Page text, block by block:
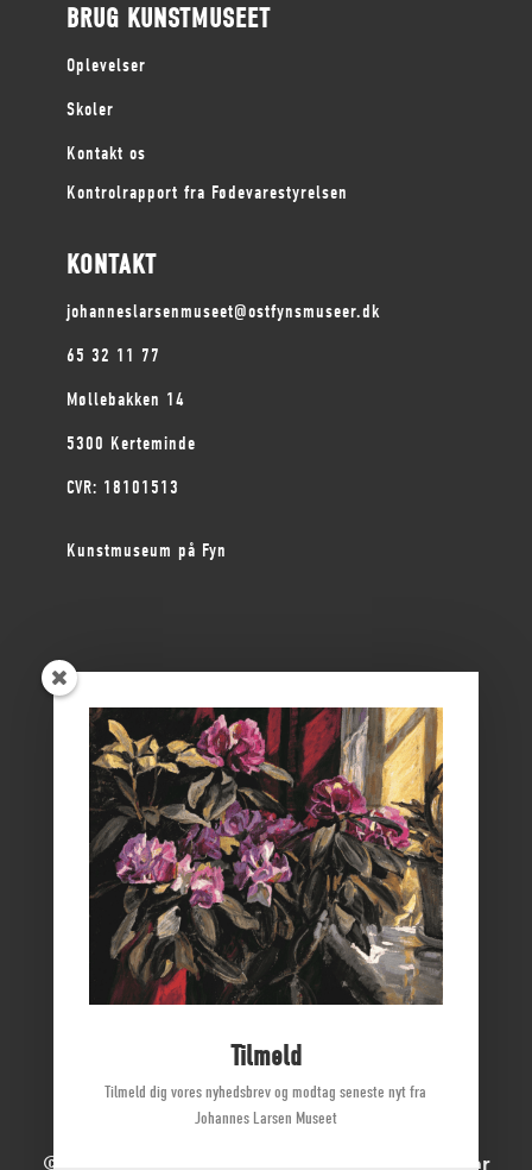
BRUG KUNSTMUSEET
Oplevelser
Skoler
Kontakt os
Kontrolrapport fra Fødevarestyrelsen
KONTAKT
johanneslarsenmuseet@ostfynsmuseer.dk
65 32 11 77
Møllebakken 14
5300 Kerteminde
CVR: 18101513
Kunstmuseum på Fyn
ØSTFYNS MUSEER
Vikingemuseet Ladby
Nyborg Slot
Borgmestergården
Farvergården
Høkeren
Kerteminde Byhistoriske Arkiv
Tilmeld
Tilmeld dig vores nyhedsbrev og modtag seneste nyt fra
Johannes Larsen Museet